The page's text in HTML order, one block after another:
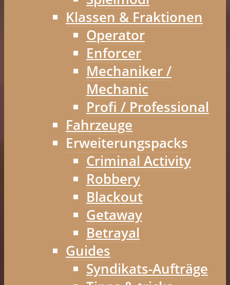
Klassen & Fraktionen
Operator
Enforcer
Mechaniker /
Mechanic
Profi / Professional
Fahrzeuge
Erweiterungspacks
Criminal Activity
Robbery
Blackout
Getaway
Betrayal
Guides
Syndikats-Aufträge